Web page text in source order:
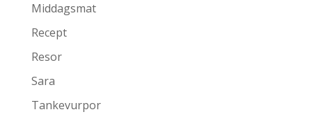
Middagsmat
Recept
Resor
Sara
Tankevurpor